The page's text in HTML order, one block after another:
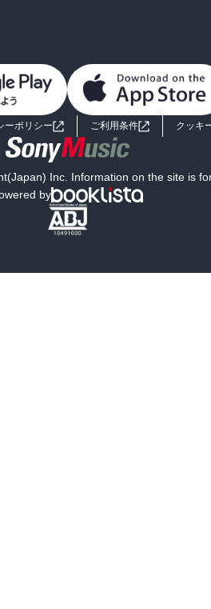
ーポリシー ご利用条件 クッキ
Inc. Information on the site is
by